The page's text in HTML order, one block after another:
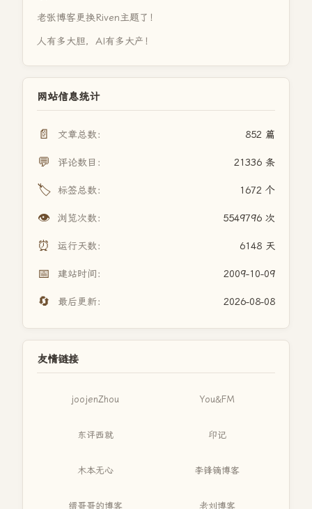
老张博客更换Riven主题了！
人有多大胆，AI有多大产！
网站信息统计
📄 文章总数： 852 篇
💬 评论数目： 21336 条
🏷️ 标签总数： 1672 个
👁️ 浏览次数： 5549796 次
⏰ 运行天数： 6148 天
📅 建站时间： 2009-10-09
🔄 最后更新： 2026-08-08
友情链接
joojenZhou You&FM
东评西就 印记
木本无心 李锋镝博客
缙哥哥的博客 老刘博客